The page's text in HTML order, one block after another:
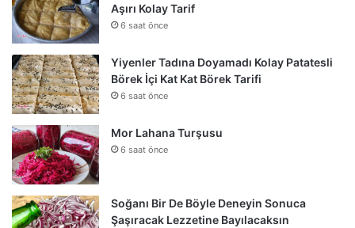
Aşırı Kolay Tarif
6 saat önce
Yiyenler Tadına Doyamadı Kolay Patatesli
Börek İçi Kat Kat Börek Tarifi
6 saat önce
Mor Lahana Turşusu
6 saat önce
Soğanı Bir De Böyle Deneyin Sonuca
Şaşıracak Lezzetine Bayılacaksın